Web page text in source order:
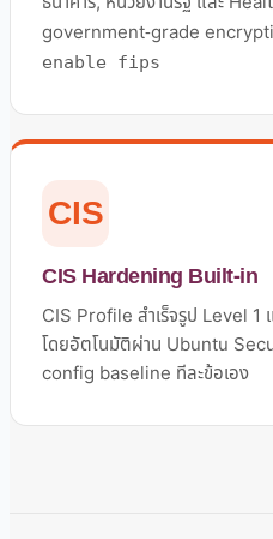
government-grade
enable fips
CIS
CIS Hardening Built-in
CIS Profile สำเร็จรูป Level
โดยอัตโนมัติผ่าน Ubuntu
config baseline ทีละข้อเอง